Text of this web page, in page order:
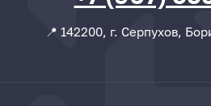
📍 142200, г. Серпухов,